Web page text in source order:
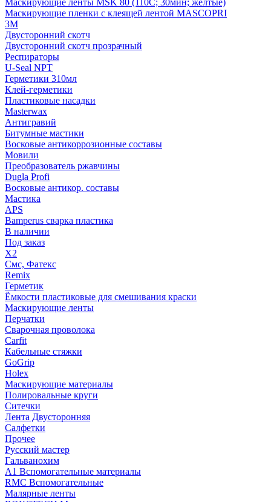
Маскирующие ленты MSK 80 (110С; 30мин; желтые)
Маскирующие пленки с клеящей лентой MASCOPRI
3M
Двусторонний скотч
Двусторонний скотч прозрачный
Респираторы
U-Seal NPT
Герметики 310мл
Клей-герметики
Пластиковые насадки
Masterwax
Антигравий
Битумные мастики
Восковые антикоррозионные составы
Мовили
Преобразователь ржавчины
Dugla Profi
Восковые антикор. составы
Мастика
APS
Bamperus сварка пластика
В наличии
Под заказ
X2
Смс, Фатекс
Remix
Герметик
Ёмкости пластиковые для смешивания краски
Маскирующие ленты
Перчатки
Сварочная проволока
Carfit
Кабельные стяжки
GoGrip
Holex
Маскирующие материалы
Полировальные круги
Ситечки
Лента Двусторонняя
Салфетки
Прочее
Русский мастер
Гальванохим
А1 Вспомогательные материалы
RMC Вспомогательные
Малярные ленты